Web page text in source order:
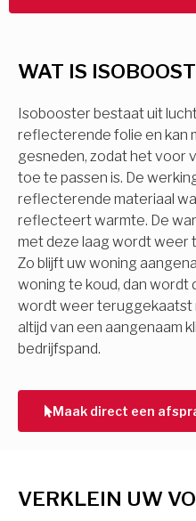
WAT IS
Isobooster bestaat uit
reflecterende folie en kan
gesneden, zodat het voor
toe te passen is. De
reflecterende materiaal
reflecteert warmte. De
met deze laag wordt weer
Zo blijft uw woning
woning te koud, dan wordt
wordt weer teruggekaatst
altijd van een aangenaam
bedrijfspand.
Maak direct een
VERKLEIN UW